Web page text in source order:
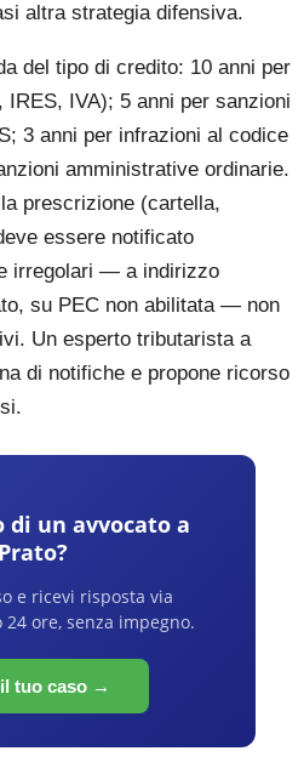
altra strategia difensiva.
del tipo di credito: 10 anni per
IRES, IVA); 5 anni per sanzioni
3 anni per infrazioni al codice
amministrative ordinarie.
prescrizione (cartella,
essere notificato
irregolari — a indirizzo
su PEC non abilitata — non
Un esperto tributarista a
di notifiche e propone ricorso
di un avvocato a
Prato?
e ricevi risposta via
ore, senza impegno.
tuo caso →